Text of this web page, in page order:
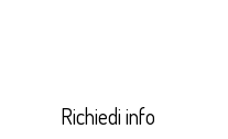
Richiedi info